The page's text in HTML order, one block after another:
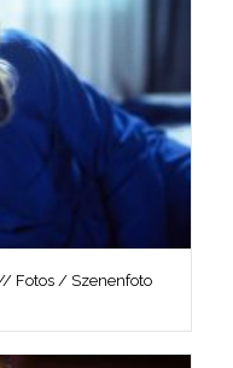
// Fotos / Szenenfoto